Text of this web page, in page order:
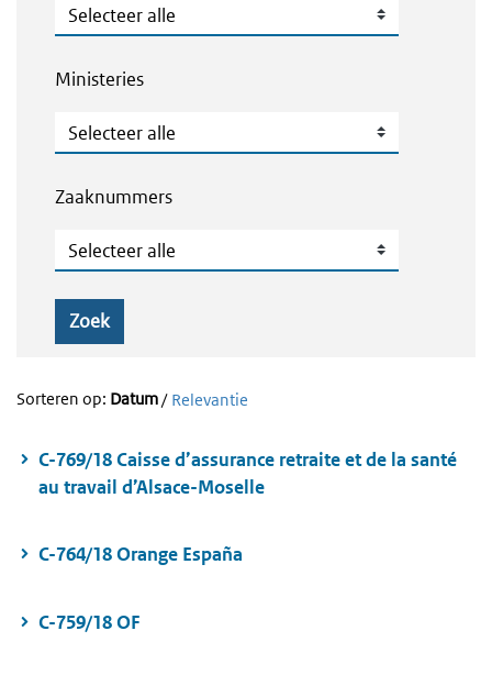
Jaar
Ministeries
Ministeries
Zaaknummers
Zaaknummers
Zoek
Sorteren op: Datum/ Relevantie
C-769/18 Caisse d’assurance retraite et de la santé
au travail d’Alsace-Moselle
C-764/18 Orange España
C-759/18 OF